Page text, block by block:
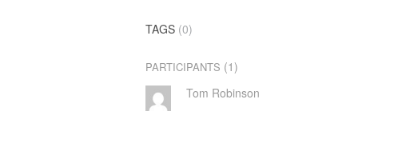
TAGS (0)
PARTICIPANTS (1)
Tom Robinson